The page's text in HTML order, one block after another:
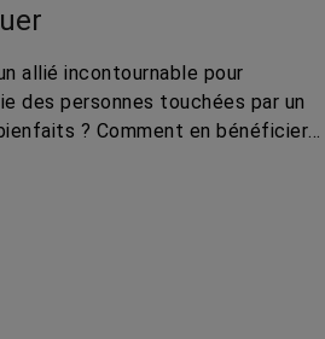
allié incontournable pour
des personnes touchées par un
? Comment en bénéficier ?